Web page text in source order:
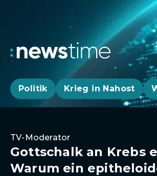
Politik Krieg in Nahost
TV-Moderator
Gottschalk an Krebs
Warum ein